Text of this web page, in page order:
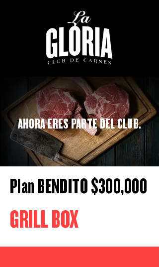
AHORA ERES PARTE DEL CLUB.
Plan BENDITO $300,000
GRILL BOX